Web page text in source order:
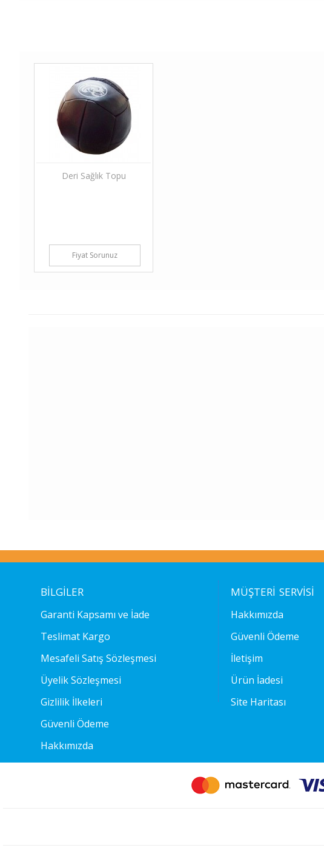
Deri Sağlık Topu
Fiyat Sorunuz
BILGILER
Garanti Kapsamı ve İade
Teslimat Kargo
Mesafeli Satış Sözleşmesi
Üyelik Sözleşmesi
Gizlilik İlkeleri
Güvenli Ödeme
Hakkımızda
MÜŞTERI SERVISI
Hakkımızda
Güvenli Ödeme
İletişim
Ürün İadesi
Site Haritası